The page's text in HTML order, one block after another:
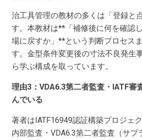
治工具管理の教材の多くは「登録と
す。本教材は**「補修後に何を確認
場に戻すか」**という判断プロセス
す。金型条件変更後の寸法不良発生
ら学ぶ構成を取っています。
理由3：VDA6.3第二者監査・IATF審
んでいる
著者はIATF16949認証構築プロジェ
内部監査・VDA6.3第二者監査（サプ